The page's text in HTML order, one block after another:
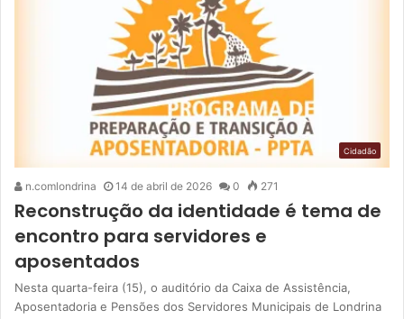
Cidadão
n.comlondrina 14 de abril de 2026 0 271
Reconstrução da identidade é tema de
encontro para servidores e
aposentados
Nesta quarta-feira (15), o auditório da Caixa de Assistência,
Aposentadoria e Pensões dos Servidores Municipais de Londrina